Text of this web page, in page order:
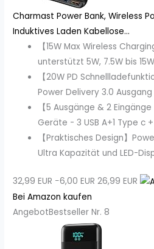
Charmast Power Bank, Wireless
Induktives Laden Kabellose...
【15W Max Wireless
unterstützt 5W, 7.5W bis
【20W PD
Power Delivery 3.0
【5 Ausgänge & 2
Geräte - 3 USB A+1 Type c +
【Praktisches Design】
Ultra Kapazität und LED-
32,99 EUR −6,00 EUR 26,99 EUR
Bei Amazon kaufen
AngebotBestseller Nr. 8